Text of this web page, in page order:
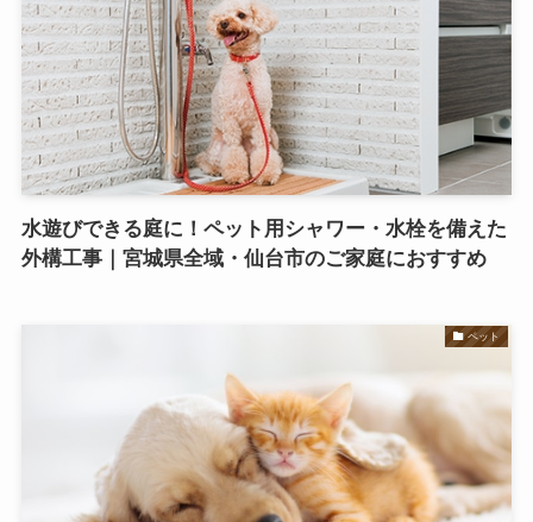
水遊びできる庭に！ペット用シャワー・水栓を備えた
外構工事｜宮城県全域・仙台市のご家庭におすすめ
ペット